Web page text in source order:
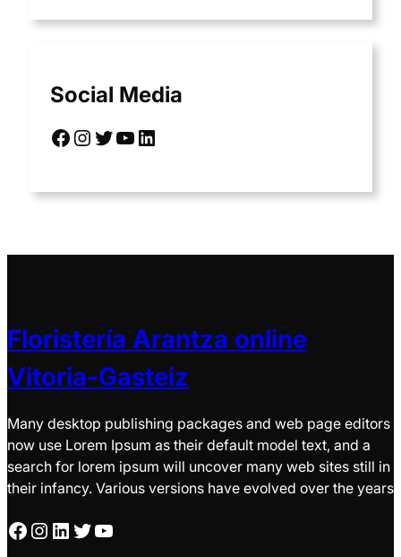
Social Media
Facebook Instagram Twitter YouTube LinkedIn
Floristería Arantza online
Vitoria-Gasteiz
Many desktop publishing packages and web page editors
now use Lorem Ipsum as their default model text, and a
search for lorem ipsum will uncover many web sites still in
their infancy. Various versions have evolved over the years
Facebook Instagram LinkedIn Twitter YouTube